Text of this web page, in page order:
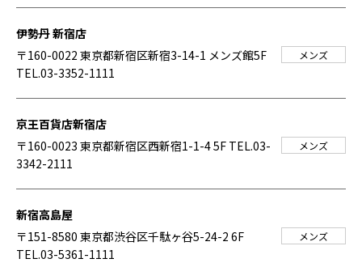
伊勢丹 新宿店
〒160-0022 東京都新宿区新宿3-14-1 メンズ館5F
TEL.03-3352-1111
メンズ
京王百貨店新宿店
〒160-0023 東京都新宿区西新宿1-1-4 5F TEL.03-
3342-2111
メンズ
新宿高島屋
〒151-8580 東京都渋谷区千駄ヶ谷5-24-2 6F
TEL.03-5361-1111
メンズ